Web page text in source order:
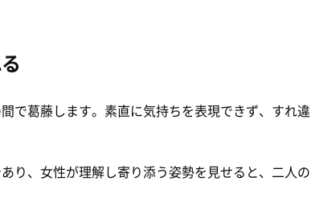
で葛藤します。素直に気持ちを表現できず、すれ違
り、女性が理解し寄り添う姿勢を見せると、二人の